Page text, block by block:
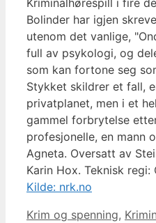
Kriminalhørespill i fire
Bolinder har igjen
utenom det vanlige,
full av psykologi, og
som kan fortone seg
Stykket skildrer et fall,
privatplanet, men i et
gammel forbrytelse
profesjonelle, en mann
Agneta. Oversatt av
Karin Hox. Teknisk regi:
Kilde: nrk.no
Kategorier
Krim og spenning,